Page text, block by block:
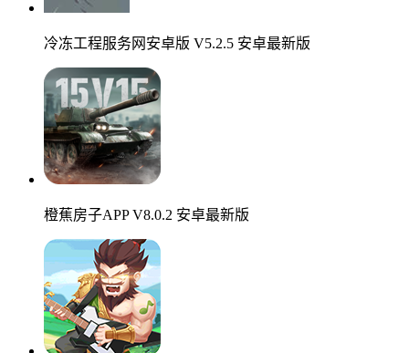
冷冻工程服务网安卓版 V5.2.5 安卓最新版
橙蕉房子APP V8.0.2 安卓最新版